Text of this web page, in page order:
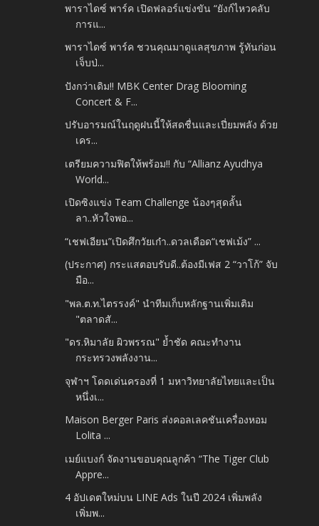
พาราไดซ์ พาร์ค เปิดฟลอร์แข่งขัน “ยังก์ไหวคลับ
การแ...
พาราไดซ์ พาร์ค ชวนคุณมาดูแลสุขภาพ รู้ทันก่อน
เจ็บป่...
ปังกว่าเดิม!! MBK Center Drag Blooming
Concert & F...
ปรับอารมณ์ในฤดูฝนนี้ให้สดชื่นและเปี่ยมพลัง ด้วย
เคร...
เตรียมความฟิตให้พร้อม!! กับ “Allianz Ayudhya
World...
เปิดซิงแข่ง Team Challenge น้องๆสุดลั้น
ลา..หัวใจพอ...
“เชฟเอียน”เปิดศึกวัยเก๋า..ดวลเดือด“เชฟเม้ง” ...
(ประกาศ) กระแสตอบรับดี..ต้องมีเฟส 2 “วาโก้” จับ
มือ...
"พล.ต.ท.ไตรรงค์" นำทีมเก็บหลักฐานเพิ่มเติม
"ตลาดสั...
"ดร.หิมาลัย ผิวพรรณ" ย้ำชัด คณะทำงาน
กระทรวงพลังงาน...
จุฬาฯ โดดเด่นครองที่ 1 มหาวิทยาลัยไทยและเป็น
หนึ่งเ...
Maison Berger Paris ส่งคอลเลคชันเครื่องหอม
Lolita ...
เมย์แบงก์ จัดงานขอบคุณลูกค้า “The Tiger Club
Appre...
4 อัปเดตใหม่บน LINE Ads ในปี 2024 เพิ่มพลัง
เพิ่มพ...